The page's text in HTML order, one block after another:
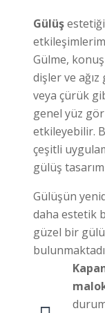
Gülüş
Gülme,
dişler ve
veya çürük
genel yüz
etkileyebilir.
çeşitli
gülüş
Gülüşün
daha estetik
güzel bir